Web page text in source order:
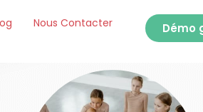
Nous Contacter Démo